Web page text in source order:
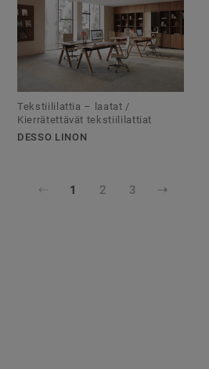
Tekstiililattia – laatat /
Kierrätettävät tekstiililattiat
DESSO LINON
1 2 3